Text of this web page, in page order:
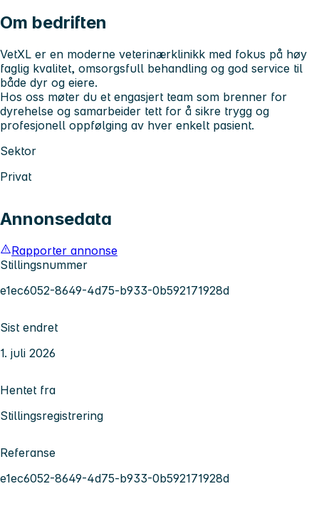
Om bedriften
VetXL er en moderne veterinærklinikk med fokus på høy
faglig kvalitet, omsorgsfull behandling og god service til
både dyr og eiere.
Hos oss møter du et engasjert team som brenner for
dyrehelse og samarbeider tett for å sikre trygg og
profesjonell oppfølging av hver enkelt pasient.
Sektor
Privat
Annonsedata
Rapporter annonse
Stillingsnummer
e1ec6052-8649-4d75-b933-0b592171928d
Sist endret
1. juli 2026
Hentet fra
Stillingsregistrering
Referanse
e1ec6052-8649-4d75-b933-0b592171928d